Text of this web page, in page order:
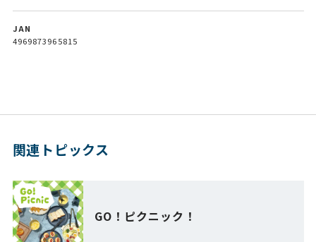
JAN
4969873965815
関連トピックス
GO！ピクニック！